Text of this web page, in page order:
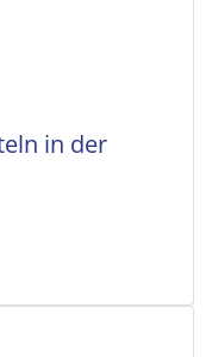
in der